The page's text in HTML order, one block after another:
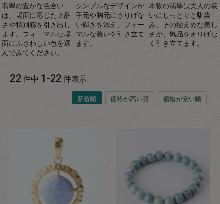
翡翠の豊かな色合い
は、場面に応じた上品
さや特別感を引き出し
ます。フォーマルな場
面にふさわしい色を選
んでみてください。
シンプルなデザインが
手元や胸元にさりげな
い輝きを添え、フォー
マルな装いを引き立て
ます。
本物の翡翠は大人の装
いにしっとりと馴染
み、その控えめな美し
さが、気品をさりげな
く引き立てます。
新着順 価格が高い順 価格が安い順
22件中 1 -22件表示